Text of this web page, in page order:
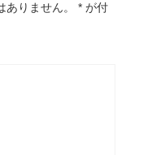
りません。 * が付